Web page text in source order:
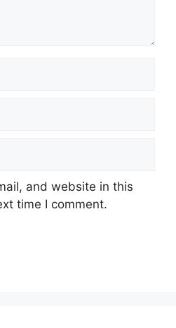
and website in this
time I comment.